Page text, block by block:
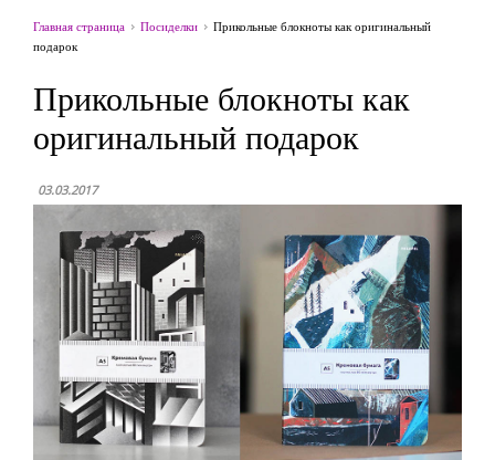
Главная страница Посиделки
Прикольные блокноты как оригинальный
подарок
Прикольные блокноты как
оригинальный подарок
03.03.2017